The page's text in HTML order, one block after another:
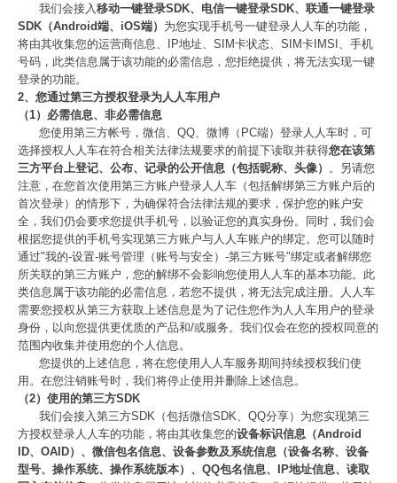
我们会接入移动一键登录SDK、电信一键登录SDK、联通一键登录
SDK（Android端、iOS端） 为您实现手机号一键登录人人车的功能，
将由其收集您的运营商信息、IP地址、SIM卡状态、SIM卡IMSI、手机
号码，此类信息属于该功能的必需信息，您拒绝提供，将无法实现一键
登录的功能。
2、您通过第三方授权登录为人人车用户
（1）必需信息、非必需信息
您使用第三方帐号，微信、QQ、微博（PC端）登录人人车时，可
选择授权人人车在符合相关法律法规要求的前提下读取并获得您在该第
三方平台上登记、公布、记录的公开信息（包括昵称、头像） 。另请您
注意，在您首次使用第三方账户登录人人车（包括解绑第三方账户后的
首次登录）的情形下，为确保符合法律法规的要求，保护您的账户安
全，我们仍会要求您提供手机号，以验证您的真实身份。同时，我们会
根据您提供的手机号实现第三方账户与人人车账户的绑定。您可以随时
通过"我的-设置-账号管理（账号与安全）-第三方账号"绑定或者解绑您
所关联的第三方账户，您的解绑不会影响您使用人人车的基本功能。此
类信息属于该功能的必需信息，若您不提供，将无法完成注册。人人车
需要您授权从第三方获取上述信息是为了记住您作为人人车用户的登录
身份，以向您提供更优质的产品和/或服务。我们仅会在您的授权同意的
范围内收集并使用您的个人信息。
您提供的上述信息，将在您使用人人车服务期间持续授权我们使
用。在您注销账号时，我们将停止使用并删除上述信息。
（2）使用的第三方SDK
我们会接入第三方SDK（包括微信SDK、QQ分享）为您实现第三
方授权登录人人车的功能，将由其收集您的设备标识信息（Android
ID、OAID）、微信包名信息、设备参数及系统信息（设备名称、设备
型号、操作系统、操作系统版本）、QQ包名信息、IP地址信息、读取